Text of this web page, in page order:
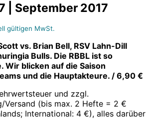
| September 2017
gültigen MwSt.
vs. Brian Bell, RSV Lahn-Dill
Bulls. Die RBBL ist so
Wir blicken auf die Saison
und die Hauptakteure. / 6,90 €
und zzgl.
Versand (bis max. 2 Hefte = 2 €
International: 4 €), alles darüber